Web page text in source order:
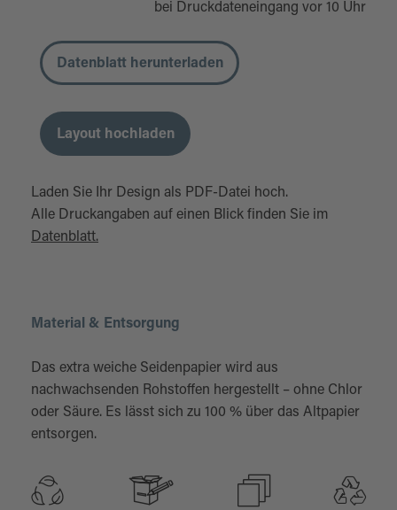
bei Druckdateneingang vor 10 Uhr
Datenblatt herunterladen
Layout hochladen
Laden Sie Ihr Design als PDF-Datei hoch.
Alle Druckangaben auf einen Blick finden Sie im
Datenblatt.
Material & Entsorgung
Das extra weiche Seidenpapier wird aus
nachwachsenden Rohstoffen hergestellt – ohne Chlor
oder Säure. Es lässt sich zu 100 % über das Altpapier
entsorgen.